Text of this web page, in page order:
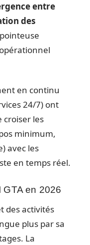
entre
des
en continu
24/7) ont
croiser les
minimum,
avec les
en temps réel.
GTA en 2026
des activités
plus par sa
La